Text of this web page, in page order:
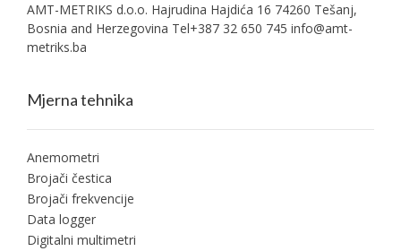
AMT-METRIKS d.o.o. Hajrudina Hajdića 16 74260 Tešanj,
Bosnia and Herzegovina Tel+387 32 650 745 info@amt-
metriks.ba
Mjerna tehnika
Anemometri
Brojači čestica
Brojači frekvencije
Data logger
Digitalni multimetri